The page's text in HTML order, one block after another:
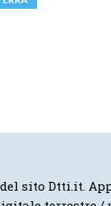
sito Dtti.it.